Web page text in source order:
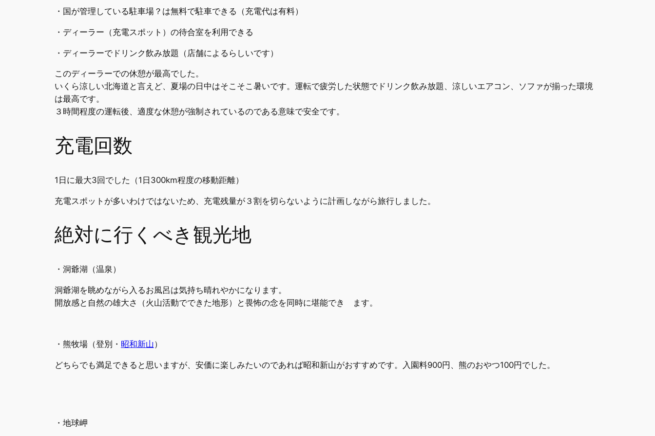
・国が管理している駐車場？は無料で駐車できる（充電代は有料）
・ディーラー（充電スポット）の待合室を利用できる
・ディーラーでドリンク飲み放題（店舗によるらしいです）
このディーラーでの休憩が最高でした。
いくら涼しい北海道と言えど、夏場の日中はそこそこ暑いです。運転で疲労した状態でドリンク飲み放題、涼しいエアコン、ソファが揃った環境
は最高です。
３時間程度の運転後、適度な休憩が強制されているのである意味で安全です。
充電回数
1日に最大3回でした（1日300km程度の移動距離）
充電スポットが多いわけではないため、充電残量が３割を切らないように計画しながら旅行しました。
絶対に行くべき観光地
・洞爺湖（温泉）
洞爺湖を眺めながら入るお風呂は気持ち晴れやかになります。
開放感と自然の雄大さ（火山活動でできた地形）と畏怖の念を同時に堪能でき ます。
・熊牧場（登別・ 昭和新山 ）
どちらでも満足できると思いますが、安価に楽しみたいのであれば昭和新山がおすすめです。入園料900円、熊のおやつ100円でした。
・地球岬